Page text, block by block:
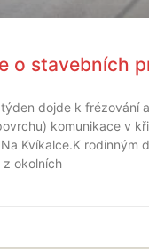
o stavebních
dojde k frézování
komunikace v
Kvíkalce.K rodinným
okolních